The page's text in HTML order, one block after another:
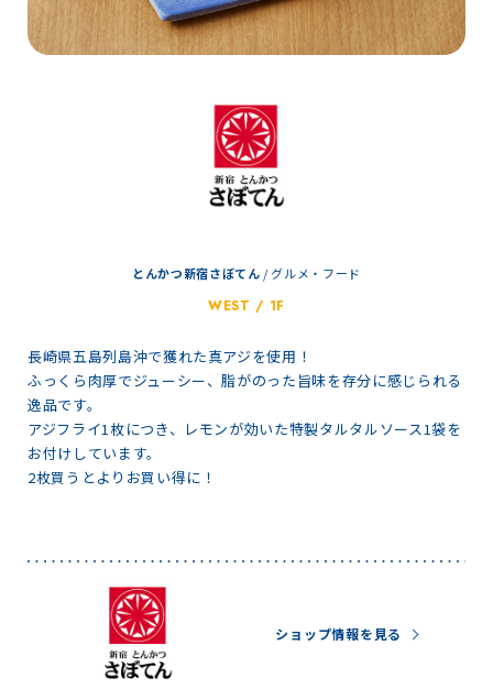
とんかつ新宿さぼてん / グルメ・フード
WEST / 1F
長崎県五島列島沖で獲れた真アジを使用！
ふっくら肉厚でジューシー、脂がのった旨味を存分に感じられる
逸品です。
アジフライ1枚につき、レモンが効いた特製タルタルソース1袋を
お付けしています。
2枚買うとよりお買い得に！
ショップ情報を見る